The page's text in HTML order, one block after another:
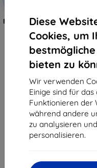
Diese
Cookies, um
bieten zu
Wir verwenden
Einige sind für
Funktionieren der
während andere
zu analysieren
personalisieren.
Beline Case Book Magnetic
3.4 schwarz
11,90 €
3,51 €
Letztes Stück auf Lager
vom ganzen5.